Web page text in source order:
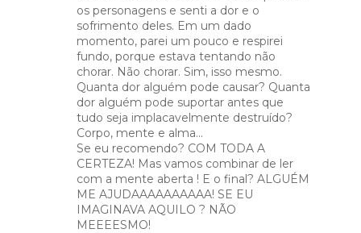
os personagens e senti a dor e o
sofrimento deles. Em um dado
momento, parei um pouco e respirei
fundo, porque estava tentando não
chorar. Não chorar. Sim, isso mesmo.
Quanta dor alguém pode causar? Quanta
dor alguém pode suportar antes que
tudo seja implacavelmente destruído?
Corpo, mente e alma...
Se eu recomendo? COM TODA A
CERTEZA! Mas vamos combinar de ler
com a mente aberta ! E o final? ALGUÉM
ME AJUDAAAAAAAAAA! SE EU
IMAGINAVA AQUILO ? NÃO
MEEEESMO!